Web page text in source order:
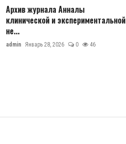
Архив журнала Анналы
клинической и экспериментальной
не...
admin Январь 28, 2026 0 46